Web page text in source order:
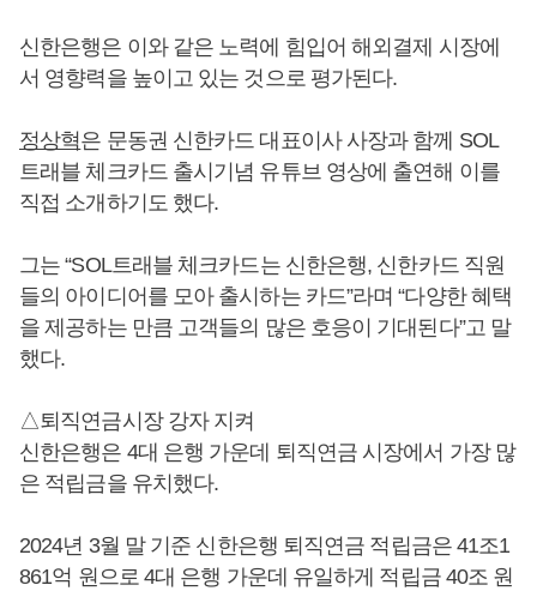
신한은행은 이와 같은 노력에 힘입어 해외결제 시장에
서 영향력을 높이고 있는 것으로 평가된다.
정상혁은 문동권 신한카드 대표이사 사장과 함께 SOL
트래블 체크카드 출시기념 유튜브 영상에 출연해 이를
직접 소개하기도 했다.
그는 “SOL트래블 체크카드는 신한은행, 신한카드 직원
들의 아이디어를 모아 출시하는 카드”라며 “다양한 혜택
을 제공하는 만큼 고객들의 많은 호응이 기대된다”고 말
했다.
△퇴직연금시장 강자 지켜
신한은행은 4대 은행 가운데 퇴직연금 시장에서 가장 많
은 적립금을 유치했다.
2024년 3월 말 기준 신한은행 퇴직연금 적립금은 41조1
861억 원으로 4대 은행 가운데 유일하게 적립금 40조 원